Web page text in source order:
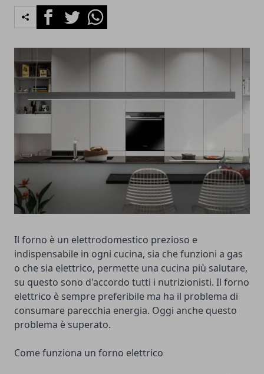
FacebookTwitterWhatsapp
Il forno è un elettrodomestico prezioso e
indispensabile in ogni cucina, sia che funzioni a gas
o che sia elettrico, permette una cucina più salutare,
su questo sono d'accordo tutti i nutrizionisti. Il forno
elettrico è sempre preferibile ma ha il problema di
consumare parecchia energia. Oggi anche questo
problema è superato.
Come funziona un forno elettrico